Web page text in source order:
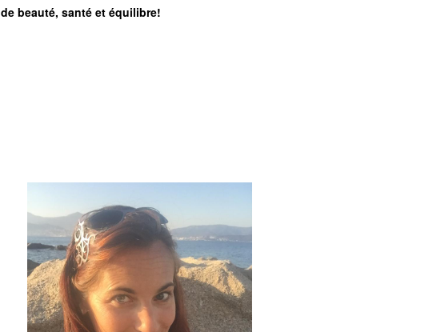
de beauté, santé et équilibre!